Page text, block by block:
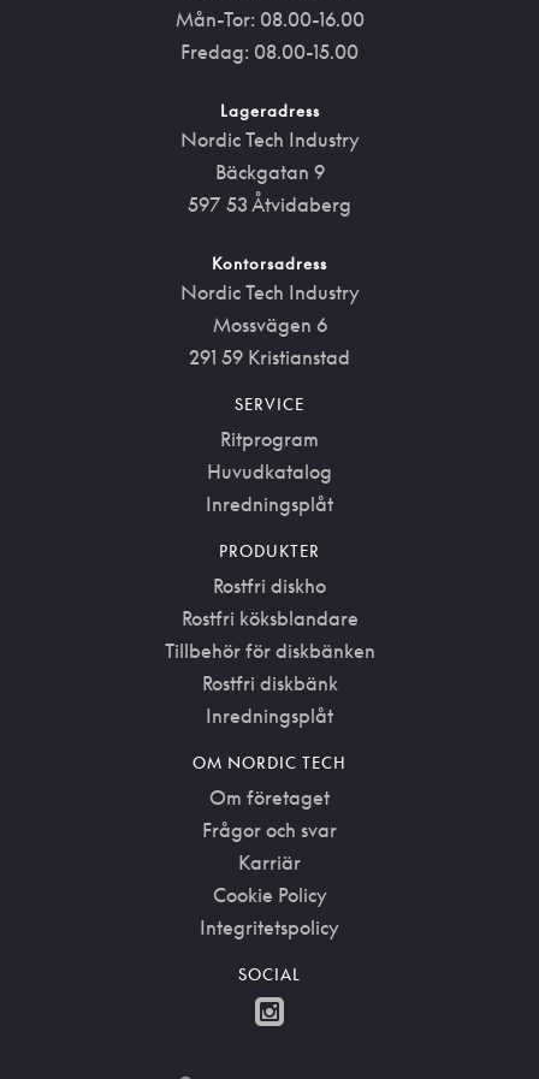
Mån-Tor: 08.00-16.00
Fredag: 08.00-15.00
Lageradress
Nordic Tech Industry
Bäckgatan 9
597 53 Åtvidaberg
Kontorsadress
Nordic Tech Industry
Mossvägen 6
291 59 Kristianstad
SERVICE
Ritprogram
Huvudkatalog
Inredningsplåt
PRODUKTER
Rostfri diskho
Rostfri köksblandare
Tillbehör för diskbänken
Rostfri diskbänk
Inredningsplåt
OM NORDIC TECH
Om företaget
Frågor och svar
Karriär
Cookie Policy
Integritetspolicy
SOCIAL